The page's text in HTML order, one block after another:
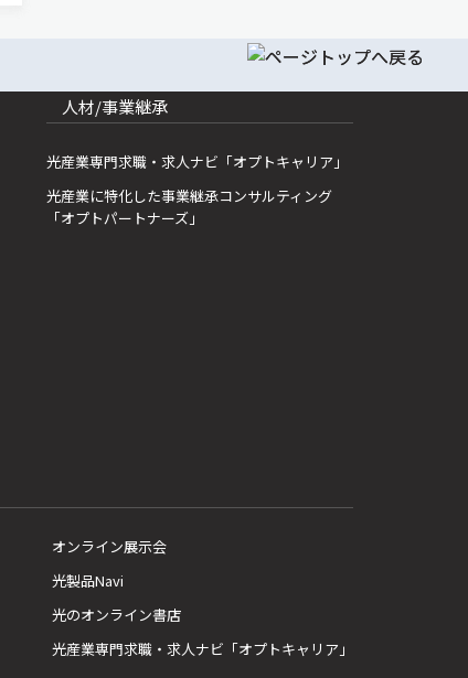
人材/事業継承
光産業専門求職・求人ナビ「オプトキャリア」
光産業に特化した事業継承コンサルティング
「オプトパートナーズ」
オンライン展示会
光製品Navi
光のオンライン書店
光産業専門求職・求人ナビ「オプトキャリア」